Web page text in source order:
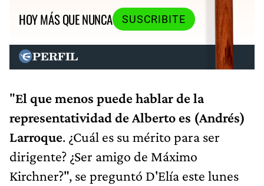
HOY MÁS QUE NUNCA
SUSCRIBITE
"El que menos puede hablar de la
representatividad de Alberto es (Andrés)
Larroque. ¿Cuál es su mérito para ser
dirigente? ¿Ser amigo de Máximo
Kirchner?", se preguntó D'Elía este lunes